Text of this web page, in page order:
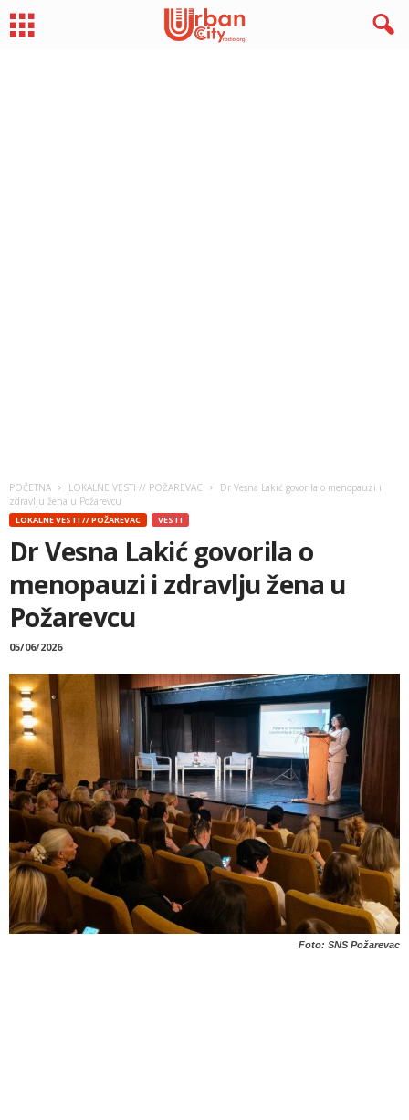
POČETNA LOKALNE VESTI // POŽAREVAC
Dr Vesna Lakić govorila o menopauzi i
zdravlju žena u Požarevcu
LOKALNE VESTI // POŽAREVAC VESTI
Dr Vesna Lakić govorila o
menopauzi i zdravlju žena u
Požarevcu
05/06/2026
Foto: SNS Požarevac